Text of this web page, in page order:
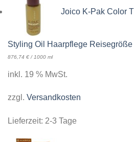
Joico K-Pak Color
Styling Oil Haarpflege Reisegröße
876,74 € / 1000 ml
inkl. 19 % MwSt.
zzgl. Versandkosten
Lieferzeit: 2-3 Tage